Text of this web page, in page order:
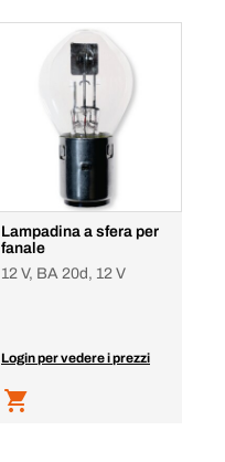
Lampadina a sfera per
fanale
12 V, BA 20d, 12 V
Login per vedere i prezzi